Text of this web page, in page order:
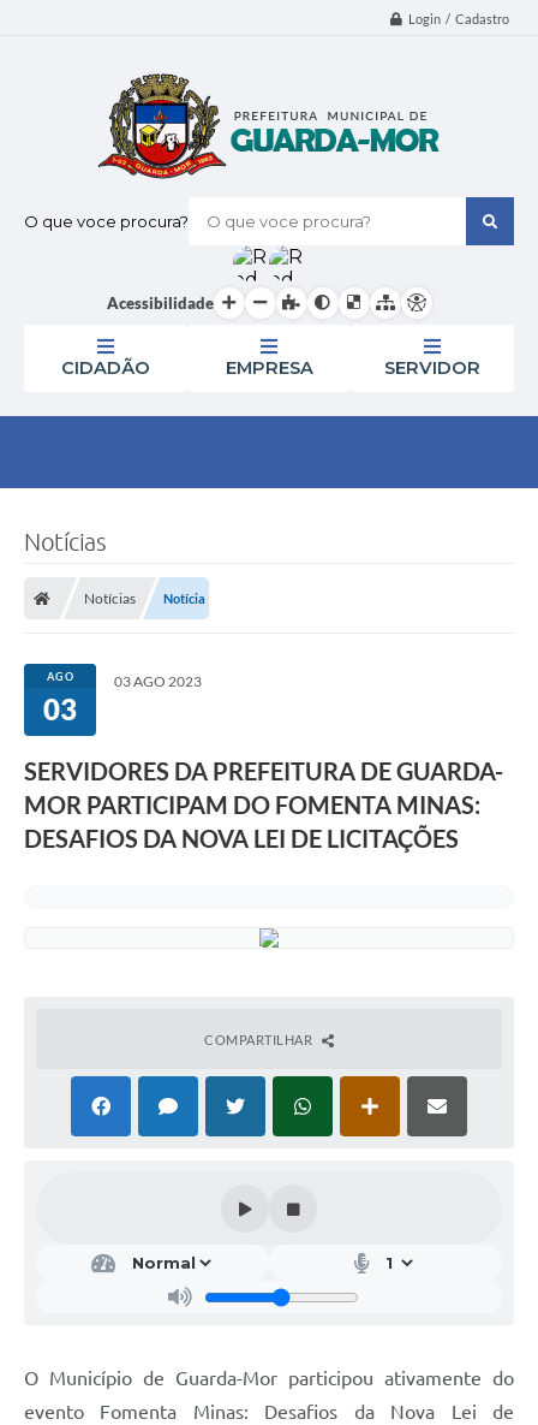
Login / Cadastro
O que voce procura?
Acessibilidade
CIDADÃO EMPRESA SERVIDOR
Notícias
Notícias Notícia
AGO
03
03 AGO 2023
SERVIDORES DA PREFEITURA DE GUARDA-
MOR PARTICIPAM DO FOMENTA MINAS:
DESAFIOS DA NOVA LEI DE LICITAÇÕES
COMPARTILHAR
O Município de Guarda-Mor participou ativamente do
evento Fomenta Minas: Desafios da Nova Lei de